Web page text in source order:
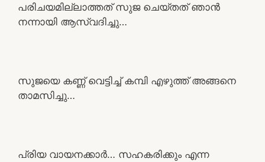
പരിചയമില്ലാത്തത് സുജ ചെയ്തത് ഞാൻ
നന്നായി ആസ്വദിച്ചു…
സുജയെ കണ്ണ് വെട്ടിച്ച് കമ്പി എഴുത്ത് അങ്ങനെ
താമസിച്ചു…
പ്രിയ വായനക്കാർ… സഹകരിക്കും എന്ന